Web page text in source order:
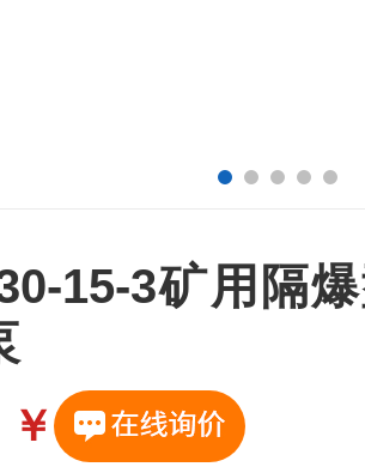
15-3矿用隔
￥